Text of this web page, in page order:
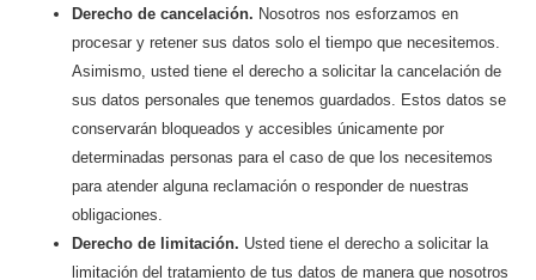
Derecho de cancelación. Nosotros nos esforzamos en
procesar y retener sus datos solo el tiempo que necesitemos.
Asimismo, usted tiene el derecho a solicitar la cancelación de
sus datos personales que tenemos guardados. Estos datos se
conservarán bloqueados y accesibles únicamente por
determinadas personas para el caso de que los necesitemos
para atender alguna reclamación o responder de nuestras
obligaciones.
Derecho de limitación. Usted tiene el derecho a solicitar la
limitación del tratamiento de tus datos de manera que nosotros